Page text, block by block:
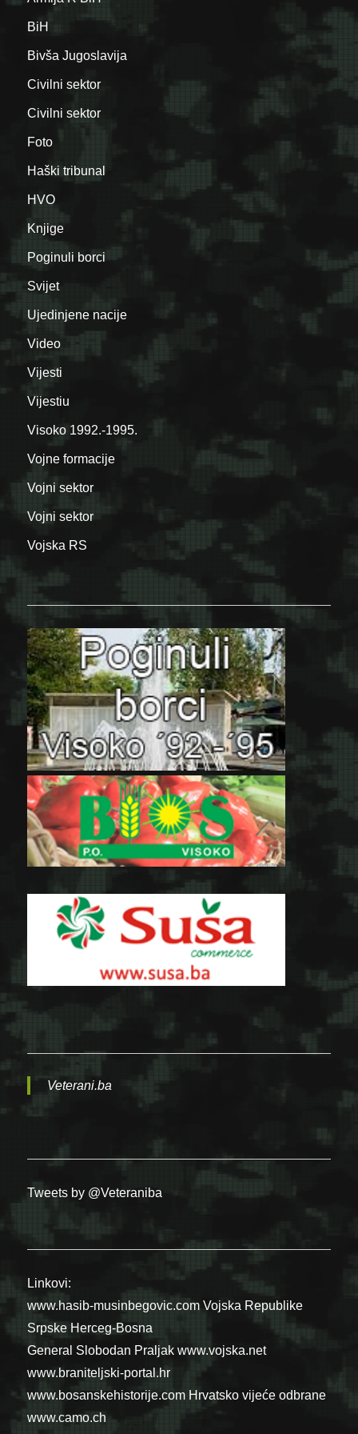
BiH
Bivša Jugoslavija
Civilni sektor
Civilni sektor
Foto
Haški tribunal
HVO
Knjige
Poginuli borci
Svijet
Ujedinjene nacije
Video
Vijesti
Vijestiu
Visoko 1992.-1995.
Vojne formacije
Vojni sektor
Vojni sektor
Vojska RS
Veterani.ba
Tweets by @Veteraniba
Linkovi:
www.hasib-musinbegovic.com Vojska Republike
Srpske Herceg-Bosna
General Slobodan Praljak www.vojska.net
www.braniteljski-portal.hr
www.bosanskehistorije.com Hrvatsko vijeće odbrane
www.camo.ch